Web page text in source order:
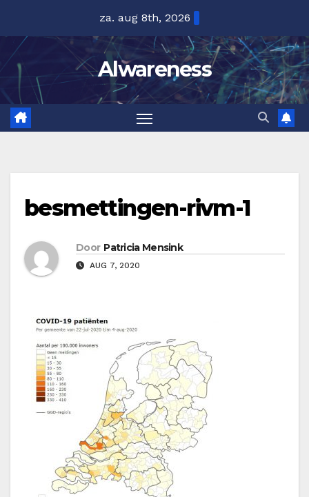
inhoud
za. aug 8th, 2026
Alwareness
besmettingen-rivm-1
Door Patricia Mensink
AUG 7, 2020